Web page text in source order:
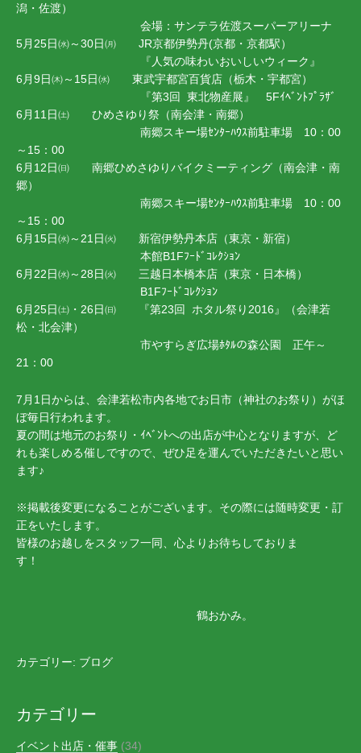
潟・佐渡）
会場：サンテラ佐渡スーパーアリーナ
5月25日㈬～30日㈪ JR京都伊勢丹(京都・京都駅）
『人気の味わいおいしいウィーク』
6月9日㈭～15日㈬ 東武宇都宮百貨店（栃木・宇都宮）
『第3回 東北物産展』 5Fｲﾍﾞﾝﾄﾌﾟﾗｻﾞ
6月11日㈯ ひめさゆり祭（南会津・南郷）
南郷スキー場ｾﾝﾀｰﾊｳｽ前駐車場 10：00
～15：00
6月12日㈰ 南郷ひめさゆりバイクミーティング（南会津・南
郷）
南郷スキー場ｾﾝﾀｰﾊｳｽ前駐車場 10：00
～15：00
6月15日㈬～21日㈫ 新宿伊勢丹本店（東京・新宿）
本館B1Fﾌｰﾄﾞｺﾚｸｼｮﾝ
6月22日㈬～28日㈫ 三越日本橋本店（東京・日本橋）
B1Fﾌｰﾄﾞｺﾚｸｼｮﾝ
6月25日㈯・26日㈰ 『第23回 ホタル祭り2016』（会津若
松・北会津）
市やすらぎ広場ﾎﾀﾙの森公園 正午～
21：00
7月1日からは、会津若松市内各地でお日市（神社のお祭り）がほ
ぼ毎日行われます。
夏の間は地元のお祭り・ｲﾍﾞﾝﾄへの出店が中心となりますが、ど
れも楽しめる催しですので、ぜひ足を運んでいただきたいと思い
ます♪
※掲載後変更になることがございます。その際には随時変更・訂
正をいたします。
皆様のお越しをスタッフ一同、心よりお待ちしておりま
す！
鶴おかみ。
カテゴリー: ブログ
カテゴリー
イベント出店・催事 (34)